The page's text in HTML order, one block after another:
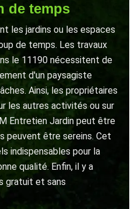
de temps
les jardins ou les espaces
de temps. Les travaux
le 11190 nécessitent de
d'un paysagiste
Ainsi, les propriétaires
les autres activités ou sur
Entretien Jardin peut être
peuvent être sereins. Cet
indispensables pour la
qualité. Enfin, il y a
gratuit et sans